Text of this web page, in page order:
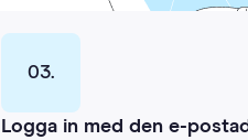
03.
Logga in med den e-